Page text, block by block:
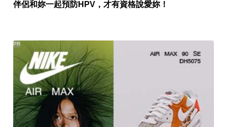
伴侶和妳一起預防HPV，才有資格說愛妳！
PR